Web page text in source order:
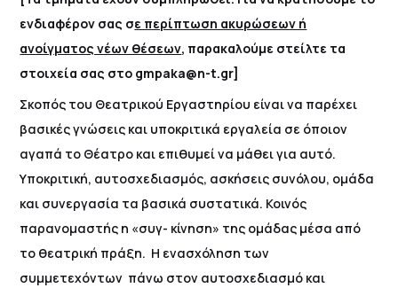
ενδιαφέρον σας σε περίπτωση ακυρώσεων ή
ανοίγματος νέων θέσεων, παρακαλούμε στείλτε τα
στοιχεία σας στο gmpaka@n-t.gr]
Σκοπός του Θεατρικού Εργαστηρίου είναι να παρέχει
βασικές γνώσεις και υποκριτικά εργαλεία σε όποιον
αγαπά το Θέατρο και επιθυμεί να μάθει για αυτό.
Υποκριτική, αυτοσχεδιασμός, ασκήσεις συνόλου, ομάδα
και συνεργασία τα βασικά συστατικά. Κοινός
παρανομαστής η «συγ- κίνηση» της ομάδας μέσα από
το θεατρική πράξη. Η ενασχόληση των
συμμετεχόντων πάνω στον αυτοσχεδιασμό και